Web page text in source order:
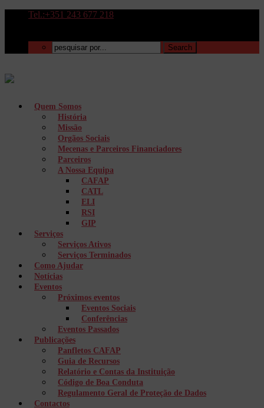
Tel.:+351 243 677 218
Quem Somos
História
Missão
Orgãos Sociais
Mecenas e Parceiros Financiadores
Parceiros
A Nossa Equipa
CAFAP
CATL
ELI
RSI
GIP
Serviços
Serviços Ativos
Serviços Terminados
Como Ajudar
Notícias
Eventos
Próximos eventos
Eventos Sociais
Conferências
Eventos Passados
Publicações
Panfletos CAFAP
Guia de Recursos
Relatório e Contas da Instituição
Código de Boa Conduta
Regulamento Geral de Proteção de Dados
Contactos